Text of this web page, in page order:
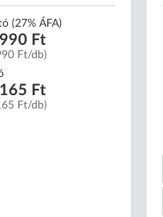
(27% ÁFA)
Ft
Ft/db)
Ft
Ft/db)